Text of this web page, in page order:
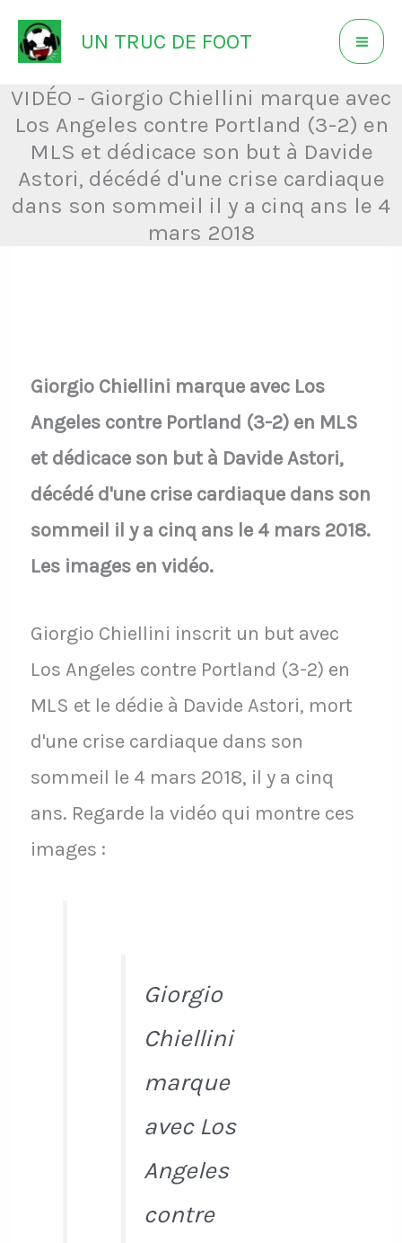
Aller
au
contenu
UN TRUC DE FOOT
VIDÉO - Giorgio Chiellini marque avec
Los Angeles contre Portland (3-2) en
MLS et dédicace son but à Davide
Astori, décédé d'une crise cardiaque
dans son sommeil il y a cinq ans le 4
mars 2018
Giorgio Chiellini marque avec Los
Angeles contre Portland (3-2) en MLS
et dédicace son but à Davide Astori,
décédé d'une crise cardiaque dans son
sommeil il y a cinq ans le 4 mars 2018.
Les images en vidéo.
Giorgio Chiellini inscrit un but avec
Los Angeles contre Portland (3-2) en
MLS et le dédie à Davide Astori, mort
d'une crise cardiaque dans son
sommeil le 4 mars 2018, il y a cinq
ans. Regarde la vidéo qui montre ces
images :
Giorgio
Chiellini
marque
avec Los
Angeles
contre